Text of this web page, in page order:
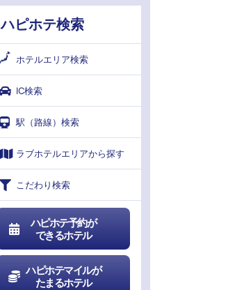
ハピホテ検索
ホテルエリア検索
IC検索
駅（路線）検索
ラブホテルエリアから探す
こだわり検索
ハピホテ予約が
できるホテル
ハピホテマイルが
たまるホテル